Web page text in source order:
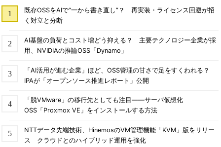
既存OSSをAIで“一から書き直し”？ 再実装・ライセンス回避が招
く対立と分断
AI基盤の負荷とコスト増どう抑える？ 主要テクノロジー企業が採
用、NVIDIAの推論OSS「Dynamo」
「AI活用が進む企業」ほど、OSS管理の甘さで足をすくわれる？
IPAが「オープンソース推進レポート」公開
「脱VMware」の移行先としても注目――サーバ仮想化
OSS「Proxmox VE」をインストールする方法
NTTデータ先端技術、HinemosのVM管理機能「KVM」版をリリー
ス クラウドとのハイブリッド運用を強化